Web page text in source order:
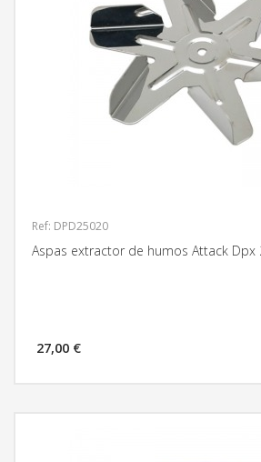
Ref: DPD25020
Aspas extractor de humos Attack Dpx
27,00 €